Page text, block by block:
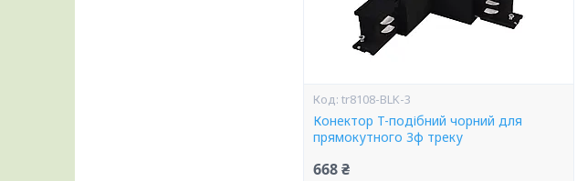
tr8108-BLK-3
Конектор T-подібний чорний для
прямокутного 3ф треку
668 ₴